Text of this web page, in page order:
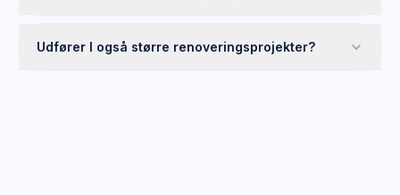
Udfører I også større renoveringsprojekter?